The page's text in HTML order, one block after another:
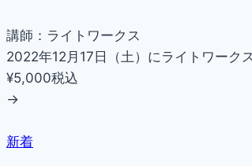
講師：ライトワークス
2022年12月17日（土）にライトワーク
¥5,000税込
→
新着